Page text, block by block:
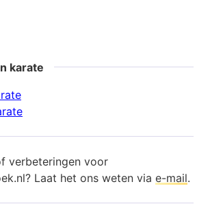
karate
verbeteringen voor
Laat het ons weten via e-mail.